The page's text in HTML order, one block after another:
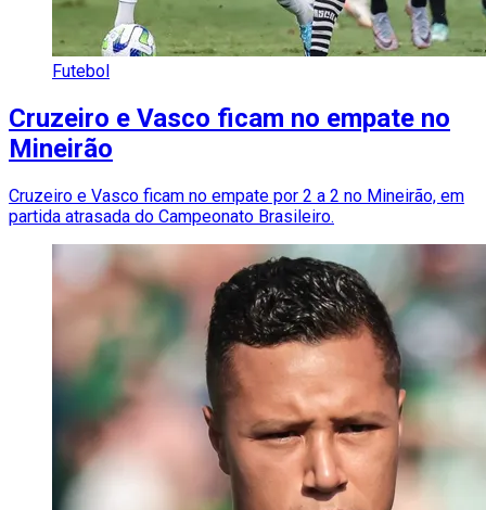
Futebol
Cruzeiro e Vasco ficam no empate no
Mineirão
Cruzeiro e Vasco ficam no empate por 2 a 2 no Mineirão, em
partida atrasada do Campeonato Brasileiro.